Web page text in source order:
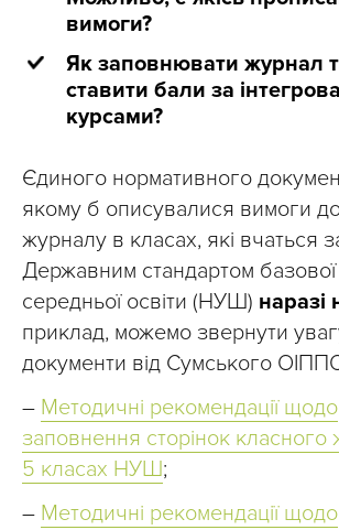
вимоги?
Як заповнювати журнал
ставити бали за
курсами?
Єдиного нормативного
якому б описувалися вимоги
журналу в класах, які вчаться
Державним стандартом базової
середньої освіти (НУШ) наразі
приклад, можемо звернути
документи від Сумського
– Методичні рекомендації щодо
заповнення сторінок класного
5 класах НУШ;
– Методичні рекомендації щодо